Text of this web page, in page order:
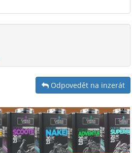
Odpovedět na inzerát